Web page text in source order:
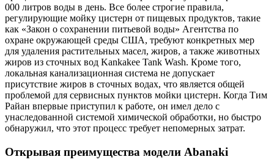
000 литров воды в день. Все более строгие правила,
регулирующие мойку цистерн от пищевых продуктов, такие
как «Закон о сохранении питьевой воды» Агентства по
охране окружающей среды США, требуют конкретных мер
для удаления растительных масел, жиров, а также животных
жиров из сточных вод Kankakee Tank Wash. Кроме того,
локальная канализационная система не допускает
присутствие жиров в сточных водах, что является общей
проблемой для сервисных пунктов мойки цистерн. Когда Тим
Райан впервые приступил к работе, он имел дело с
унаследованной системой химической обработки, но быстро
обнаружил, что этот процесс требует непомерных затрат.
Открывая преимущества модели Abanaki